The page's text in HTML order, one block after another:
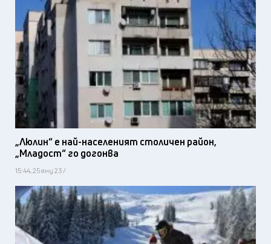
„Люлин“ е най-населеният столичен район,
„Младост“ го догонва
15:44, 25 яну 23 /